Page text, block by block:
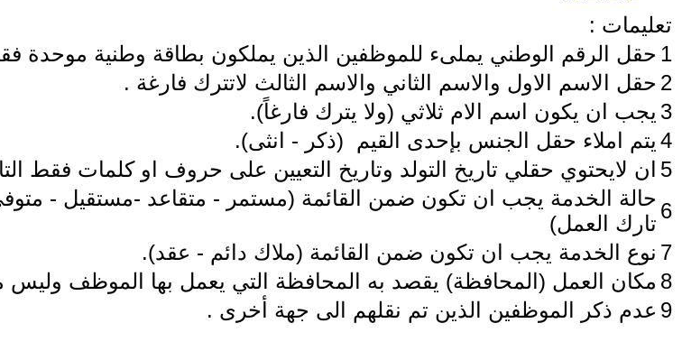
تعليمات :
1 حقل الرقم الوطني يملىء للموظفين الذين يملكون بطاقة وطنية موحدة
2 حقل الاسم الاول والاسم الثاني والاسم الثالث لاتترك فارغة .
3 يجب ان يكون اسم الام ثلاثي (ولا يترك فارغاً).
4 يتم املاء حقل الجنس بإحدى القيم (ذكر - انثى).
5 ان لايحتوي حقلي تاريخ التولد وتاريخ التعيين على حروف او كلمات فقط
6
حالة الخدمة يجب ان تكون ضمن القائمة (مستمر - متقاعد -مستقيل -
تارك العمل)
7 نوع الخدمة يجب ان تكون ضمن القائمة (ملاك دائم - عقد).
8 مكان العمل (المحافظة) يقصد به المحافظة التي يعمل بها الموظف وليس
9 عدم ذكر الموظفين الذين تم نقلهم الى جهة أخرى .